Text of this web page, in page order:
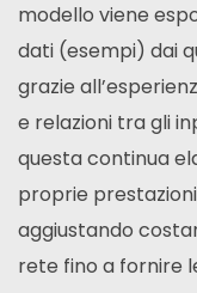
modello viene
dati (esempi) dai
grazie
e relazioni tra gli
questa continua
proprie
aggiustando
rete fino a fornire